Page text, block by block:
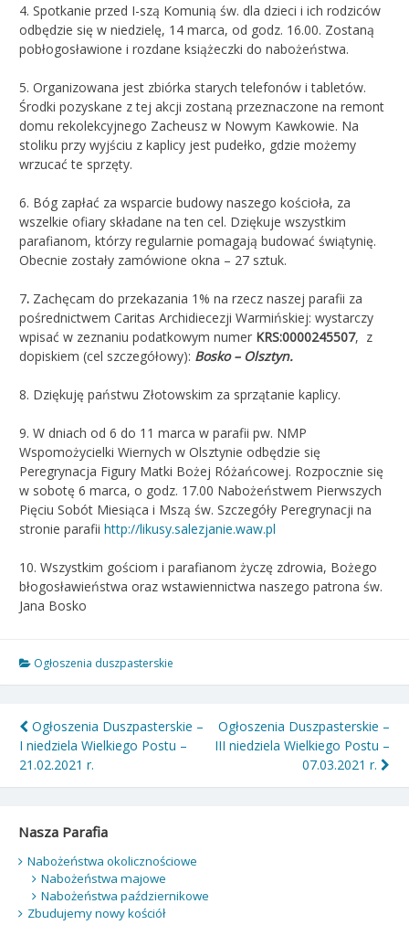
4. Spotkanie przed I-szą Komunią św. dla dzieci i ich rodziców
odbędzie się w niedzielę, 14 marca, od godz. 16.00. Zostaną
pobłogosławione i rozdane książeczki do nabożeństwa.
5. Organizowana jest zbiórka starych telefonów i tabletów.
Środki pozyskane z tej akcji zostaną przeznaczone na remont
domu rekolekcyjnego Zacheusz w Nowym Kawkowie. Na
stoliku przy wyjściu z kaplicy jest pudełko, gdzie możemy
wrzucać te sprzęty.
6. Bóg zapłać za wsparcie budowy naszego kościoła, za
wszelkie ofiary składane na ten cel. Dziękuje wszystkim
parafianom, którzy regularnie pomagają budować świątynię.
Obecnie zostały zamówione okna – 27 sztuk.
7. Zachęcam do przekazania 1% na rzecz naszej parafii za
pośrednictwem Caritas Archidiecezji Warmińskiej: wystarczy
wpisać w zeznaniu podatkowym numer KRS:0000245507, z
dopiskiem (cel szczegółowy): Bosko – Olsztyn.
8. Dziękuję państwu Złotowskim za sprzątanie kaplicy.
9. W dniach od 6 do 11 marca w parafii pw. NMP
Wspomożycielki Wiernych w Olsztynie odbędzie się
Peregrynacja Figury Matki Bożej Różańcowej. Rozpocznie się
w sobotę 6 marca, o godz. 17.00 Nabożeństwem Pierwszych
Pięciu Sobót Miesiąca i Mszą św. Szczegóły Peregrynacji na
stronie parafii http://likusy.salezjanie.waw.pl
10. Wszystkim gościom i parafianom życzę zdrowia, Bożego
błogosławieństwa oraz wstawiennictwa naszego patrona św.
Jana Bosko
Ogłoszenia duszpasterskie
Nawigacja
wpisu
Ogłoszenia Duszpasterskie –
I niedziela Wielkiego Postu –
21.02.2021 r.
Ogłoszenia Duszpasterskie –
III niedziela Wielkiego Postu –
07.03.2021 r.
Nasza Parafia
Nabożeństwa okolicznościowe
Nabożeństwa majowe
Nabożeństwa październikowe
Zbudujemy nowy kościół